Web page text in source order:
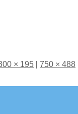
× 195 750 × 488